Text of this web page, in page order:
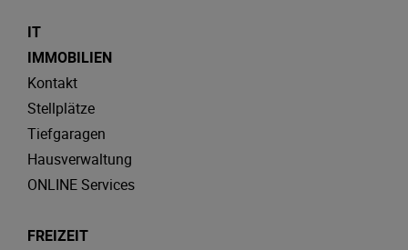
IT
IMMOBILIEN
Kontakt
Stellplätze
Tiefgaragen
Hausverwaltung
ONLINE Services
FREIZEIT